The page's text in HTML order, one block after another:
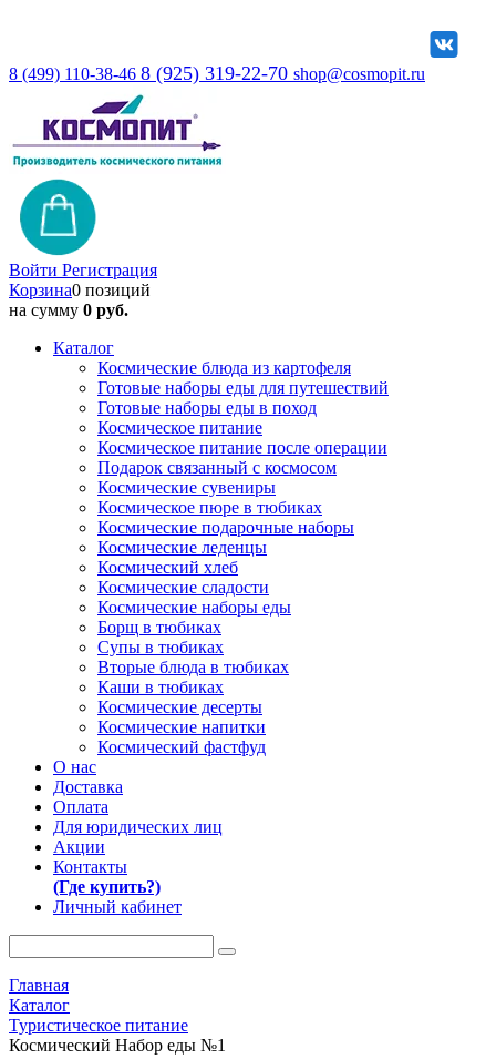
8 (499) 110-38-46 8 (925) 319-22-70 shop@cosmopit.ru
Войти Регистрация
Корзина0 позиций
на сумму 0 руб.
Каталог
Космические блюда из картофеля
Готовые наборы еды для путешествий
Готовые наборы еды в поход
Космическое питание
Космическое питание после операции
Подарок связанный с космосом
Космические сувениры
Космическое пюре в тюбиках
Космические подарочные наборы
Космические леденцы
Космический хлеб
Космические сладости
Космические наборы еды
Борщ в тюбиках
Супы в тюбиках
Вторые блюда в тюбиках
Каши в тюбиках
Космические десерты
Космические напитки
Космический фастфуд
О нас
Доставка
Оплата
Для юридических лиц
Акции
Контакты
(Где купить?)
Личный кабинет
Главная
Каталог
Туристическое питание
Космический Набор еды №1